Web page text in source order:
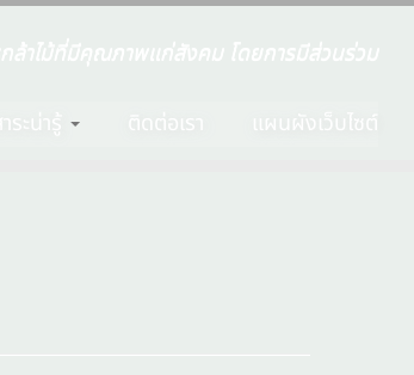
ติดต่อเรา แผนผังเว็บไซต์